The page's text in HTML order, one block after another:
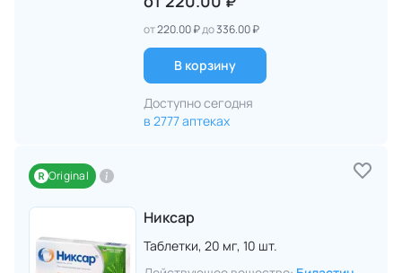
от220.00 ₽до336.00 ₽
В корзину
Доступно сегодня
в 2777 аптеках
Original
Никсар
Таблетки, 20 мг, 10 шт.